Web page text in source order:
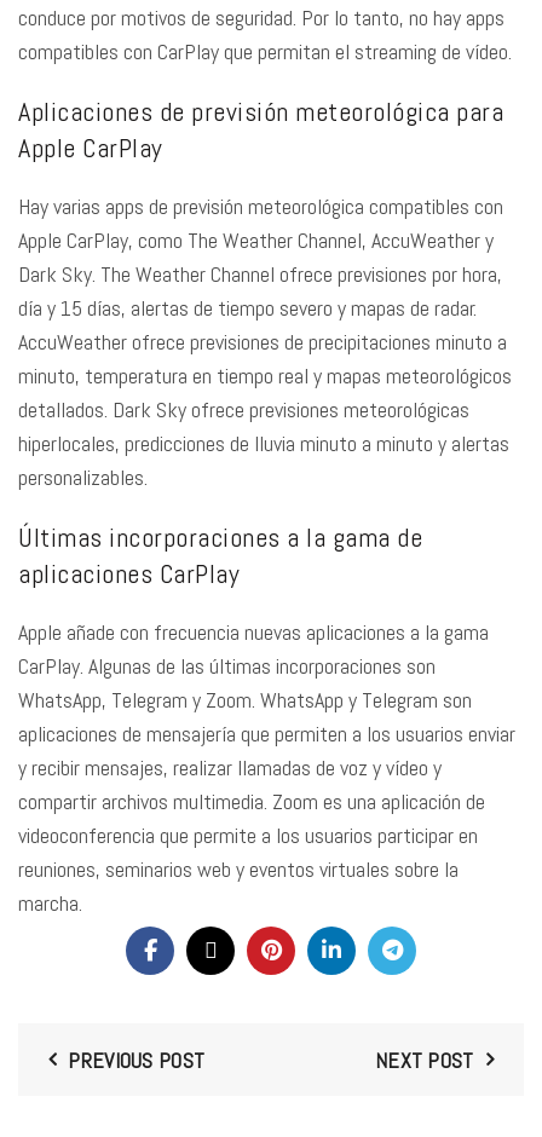
conduce por motivos de seguridad. Por lo tanto, no hay apps
compatibles con CarPlay que permitan el streaming de vídeo.
Aplicaciones de previsión meteorológica para
Apple CarPlay
Hay varias apps de previsión meteorológica compatibles con
Apple CarPlay, como The Weather Channel, AccuWeather y
Dark Sky. The Weather Channel ofrece previsiones por hora,
día y 15 días, alertas de tiempo severo y mapas de radar.
AccuWeather ofrece previsiones de precipitaciones minuto a
minuto, temperatura en tiempo real y mapas meteorológicos
detallados. Dark Sky ofrece previsiones meteorológicas
hiperlocales, predicciones de lluvia minuto a minuto y alertas
personalizables.
Últimas incorporaciones a la gama de
aplicaciones CarPlay
Apple añade con frecuencia nuevas aplicaciones a la gama
CarPlay. Algunas de las últimas incorporaciones son
WhatsApp, Telegram y Zoom. WhatsApp y Telegram son
aplicaciones de mensajería que permiten a los usuarios enviar
y recibir mensajes, realizar llamadas de voz y vídeo y
compartir archivos multimedia. Zoom es una aplicación de
videoconferencia que permite a los usuarios participar en
reuniones, seminarios web y eventos virtuales sobre la
marcha.
PREVIOUS POST NEXT POST